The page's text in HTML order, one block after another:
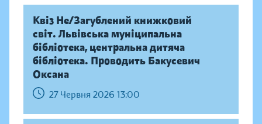
Квіз Не/Загублений книжковий
світ. Львівська муніципальна
бібліотека, центральна дитяча
бібліотека. Проводить Бакусевич
Оксана
27 Червня 2026 13:00